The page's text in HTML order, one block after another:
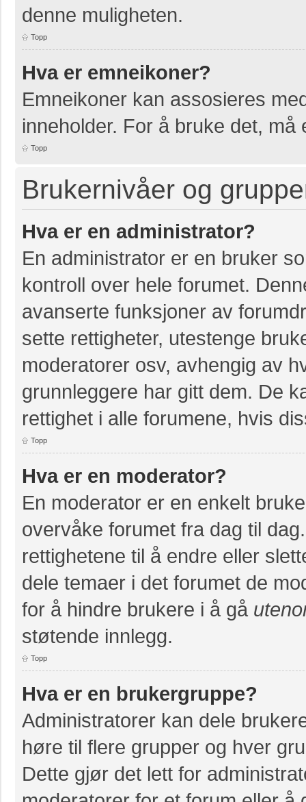
denne muligheten.
Topp
Hva er emneikoner?
Emneikoner kan assosieres
inneholder. For å bruke det,
Topp
Brukernivåer og
Hva er en administrator?
En administrator er en bruker
kontroll over hele forumet.
avanserte funksjoner av
sette rettigheter, utestenge
moderatorer osv, avhengig av
grunnleggere har gitt dem. De
rettighet i alle forumene, hvis
Topp
Hva er en moderator?
En moderator er en enkelt
overvåke forumet fra dag til
rettighetene til å endre eller
dele temaer i det forumet de
for å hindre brukere i å gå
støtende innlegg.
Topp
Hva er en brukergruppe?
Administratorer kan dele
høre til flere grupper og hver
Dette gjør det lett for